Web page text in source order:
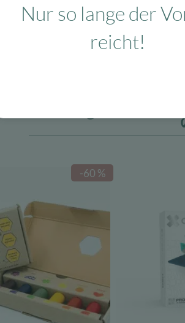
Das Passt dazu
könnte Dir auch
-60 %
Nur so lange der
reicht!